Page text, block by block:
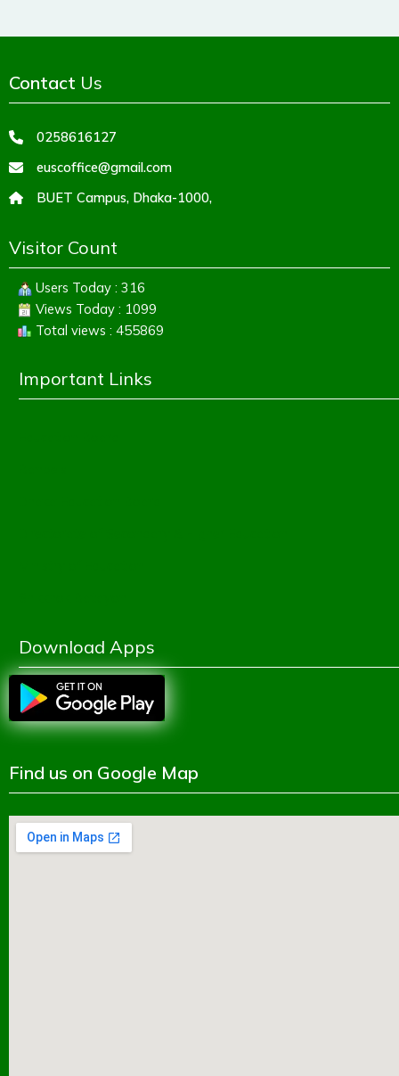
Contact Us
0258616127
euscoffice@gmail.com
BUET Campus, Dhaka-1000,
Visitor Count
Users Today : 316
Views Today : 1099
Total views : 455869
Important Links
Download Apps
Find us on Google Map